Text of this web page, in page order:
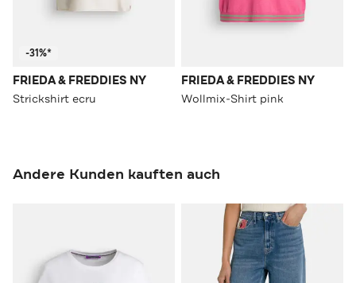
-31%*
FRIEDA & FREDDIES NY
Strickshirt ecru
FRIEDA & FREDDIES NY
Wollmix-Shirt pink
Andere Kunden kauften auch